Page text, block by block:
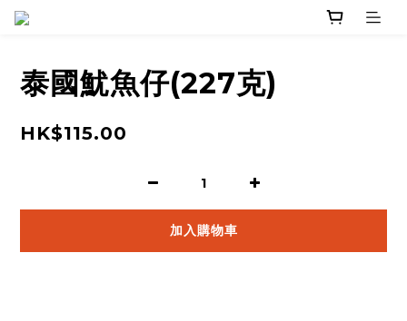
泰國魷魚仔(227克)
HK$115.00
加入購物車